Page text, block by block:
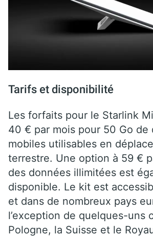
Tarifs et disponibilité
Les forfaits pour le Starlink
40 € par mois pour 50 Go de
mobiles utilisables en
terrestre. Une option à 59 €
des données illimitées est
disponible. Le kit est
et dans de nombreux pays
l’exception de quelques-uns
Pologne, la Suisse et le